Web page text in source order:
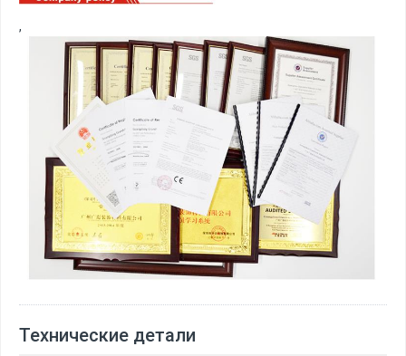
,
Технические детали